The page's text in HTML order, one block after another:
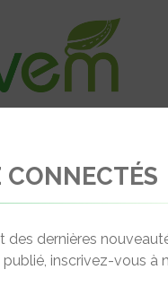
CONNECTÉS
des dernières
inscrivez-vous à